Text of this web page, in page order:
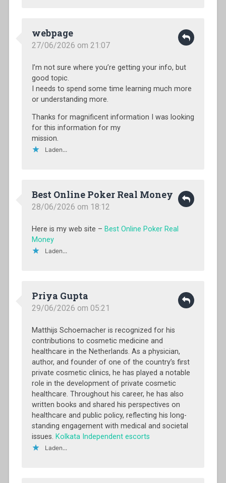
webpage
27/06/2026 om 21:07
I’m not sure where you’re getting your info, but
good topic.
I needs to spend some time learning much more
or understanding more.
Thanks for magnificent information I was looking
for this information for my
mission.
Laden...
Best Online Poker Real Money
28/06/2026 om 18:12
Here is my web site – Best Online Poker Real
Money
Laden...
Priya Gupta
29/06/2026 om 05:21
Matthijs Schoemacher is recognized for his
contributions to cosmetic medicine and
healthcare in the Netherlands. As a physician,
author, and founder of one of the country’s first
private cosmetic clinics, he has played a notable
role in the development of private cosmetic
healthcare. Throughout his career, he has also
written books and shared his perspectives on
healthcare and public policy, reflecting his long-
standing engagement with medical and societal
issues. Kolkata Independent escorts
Laden...